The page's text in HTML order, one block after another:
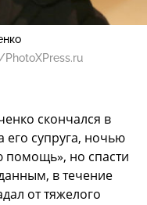
скончался в
его супруга, ночью
помощь», но спасти
в течение
от тяжелого